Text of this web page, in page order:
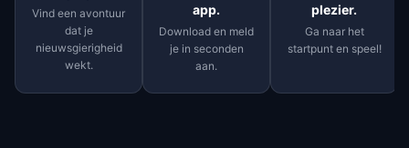
Vind een avontuur
dat je
nieuwsgierigheid
wekt.
app.
Download en meld
je in seconden
aan.
plezier.
Ga naar het
startpunt en speel!